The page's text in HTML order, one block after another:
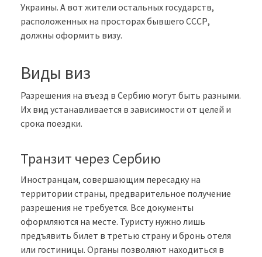
Украины. А вот жители остальных государств,
расположенных на просторах бывшего СССР,
должны оформить визу.
Виды виз
Разрешения на въезд в Сербию могут быть разными.
Их вид устанавливается в зависимости от целей и
срока поездки.
Транзит через Сербию
Иностранцам, совершающим пересадку на
территории страны, предварительное получение
разрешения не требуется. Все документы
оформляются на месте. Туристу нужно лишь
предъявить билет в третью страну и бронь отеля
или гостиницы. Органы позволяют находиться в